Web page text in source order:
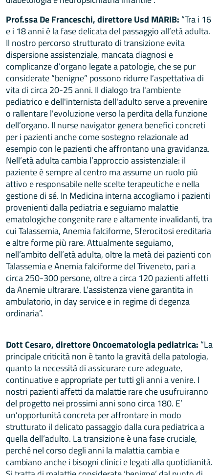
Prof.ssa De Franceschi, direttore Usd MARIB: “Tra i 16
e i 18 anni è la fase delicata del passaggio all’età adulta.
Il nostro percorso strutturato di transizione evita
dispersione assistenziale, mancata diagnosi e
complicanze d’organo legate a patologie, che se pur
considerate “benigne” possono ridurre l’aspettativa di
vita di circa 20-25 anni. Il dialogo tra l'ambiente
pediatrico e dell'internista dell'adulto serve a prevenire
o rallentare l'evoluzione verso la perdita della funzione
dell’organo. Il nurse navigator genera benefici concreti
per i pazienti anche come sostegno relazionale ad
esempio con le pazienti che affrontano una gravidanza.
Nell’età adulta cambia l’approccio assistenziale: il
paziente è sempre al centro ma assume un ruolo più
attivo e responsabile nelle scelte terapeutiche e nella
gestione di sé. In Medicina interna accogliamo i pazienti
provenienti dalla pediatria e seguiamo malattie
ematologiche congenite rare e altamente invalidanti, tra
cui Talassemia, Anemia falciforme, Sferocitosi ereditaria
e altre forme più rare. Attualmente seguiamo,
nell’ambito dell’età adulta, oltre la metà dei pazienti con
Talassemia e Anemia falciforme del Triveneto, pari a
circa 250-300 persone, oltre a circa 120 pazienti affetti
da Anemie ultrarare. L’assistenza viene garantita in
ambulatorio, in day service e in regime di degenza
ordinaria”.
Dott Cesaro, direttore Oncoematologia pediatrica: “La
principale criticità non è tanto la gravità della patologia,
quanto la necessità di assicurare cure adeguate,
continuative e appropriate per tutti gli anni a venire. I
nostri pazienti affetti da malattie rare che usufruiranno
del progetto nei prossimi anni sono circa 180. E’
un’opportunità concreta per affrontare in modo
strutturato il delicato passaggio dalla cura pediatrica a
quella dell’adulto. La transizione è una fase cruciale,
perché nel corso degli anni la malattia cambia e
cambiano anche i bisogni clinici e legati alla quotidianità.